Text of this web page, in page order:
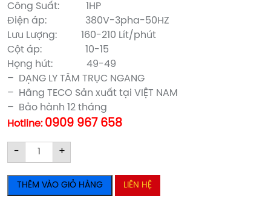
Công Suất: 1HP
Điện áp: 380V-3pha-50HZ
Lưu Lượng: 160-210 Lít/phút
Cột áp: 10-15
Họng hút: 49-49
– DẠNG LY TÂM TRỤC NGANG
– Hãng TECO Sản xuất tại VIỆT NAM
– Bảo hành 12 tháng
Hotline: 0909 967 658
Máy
bơm
ly
-
Máy
bơm
ly
+
THÊM VÀO GIỎ HÀNG LIÊN HỆ